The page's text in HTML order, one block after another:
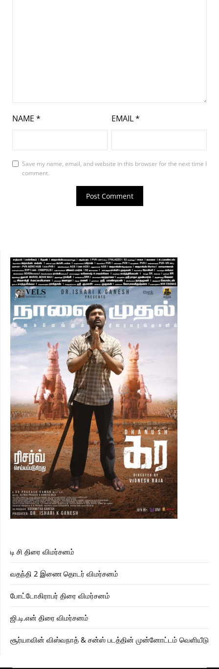
NAME * EMAIL*
Save my name, email, and website in this browser for the next time I
comment.
டி சி திரை விமர்சனம்
வதந்தி 2 இணை தொடர் விமர்சனம்
போட்டோகிராபர் திரை விமர்சனம்
ஜி.டி.என் திரை விமர்சனம்
சூர்யாவின் விஸ்வநாத் & சன்ஸ் படத்தின் முன்னோட்டம் வெளியீடு